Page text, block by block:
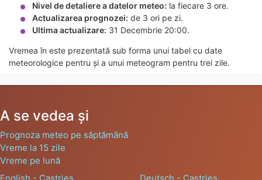
Nivel de detaliere a datelor meteo: la fiecare 3 ore.
Actualizarea prognozei: de 3 ori pe zi.
Ultima actualizare: 31 Decembrie 20:00.
Vremea în este prezentată sub forma unui tabel cu date
meteorologice pentru și a unui meteogram pentru trei zile.
A se vedea și
Prognoza meteo pe săptămână
Vreme la 15 zile
Vreme pe lună